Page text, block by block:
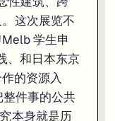
这次展览不
学生申
、和日本东京
的资源入
件事的公共
本身就是历